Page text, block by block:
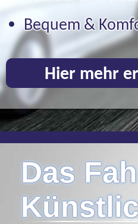
Bequem &
Hier mehr
Das